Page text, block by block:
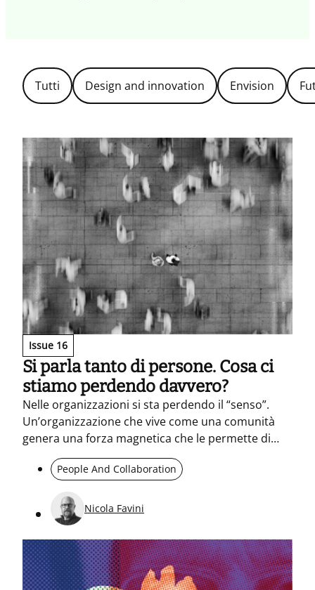
Filtra
per
Tutti Design and innovation Envision
Issue 16
Si parla tanto di persone. Cosa ci
stiamo perdendo davvero?
Nelle organizzazioni si sta perdendo il “senso”.
Un’organizzazione che vive come una comunità
genera una forza magnetica che le permette di
trattenere chi vale, di attirare persone, di farle
crescere e prolungare la loro esperienza.
People And Collaboration
Nicola Favini